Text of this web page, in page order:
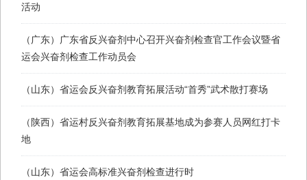
活动
（​广东）广东省反兴奋剂中心召开兴奋剂检查官工作会议暨省
运会兴奋剂检查工作动员会
（山东）省运会反兴奋剂教育拓展活动“首秀”武术散打赛场
（陕西）省运村反兴奋剂教育拓展基地成为参赛人员网红打卡
地
（​山东）省运会高标准兴奋剂检查进行时